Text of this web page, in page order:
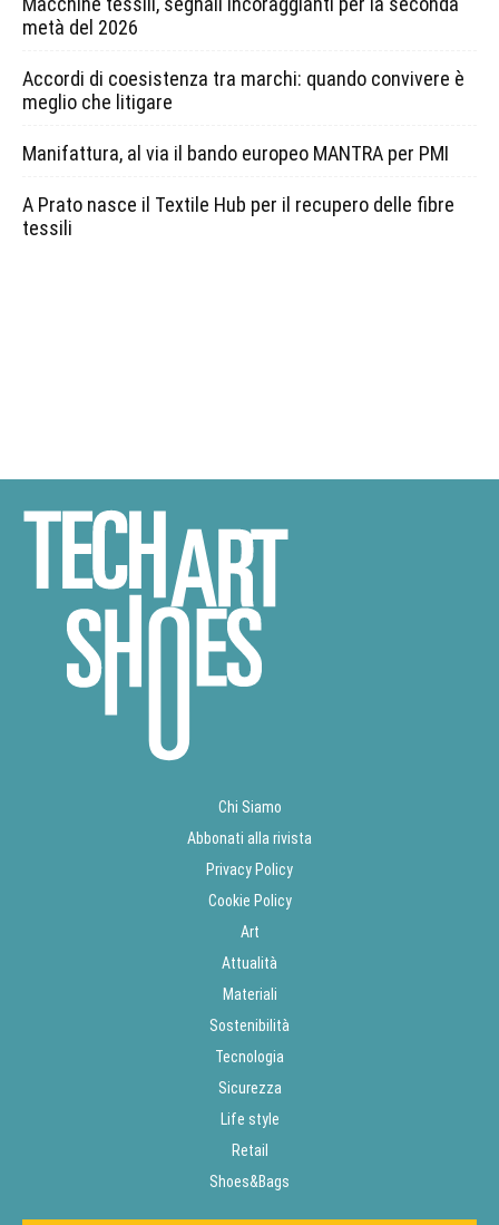
metà del 2026
Accordi di coesistenza tra marchi: quando convivere è
meglio che litigare
Manifattura, al via il bando europeo MANTRA per PMI
A Prato nasce il Textile Hub per il recupero delle fibre
tessili
Chi Siamo
Abbonati alla rivista
Privacy Policy
Cookie Policy
Art
Attualità
Materiali
Sostenibilità
Tecnologia
Sicurezza
Life style
Retail
Shoes&Bags